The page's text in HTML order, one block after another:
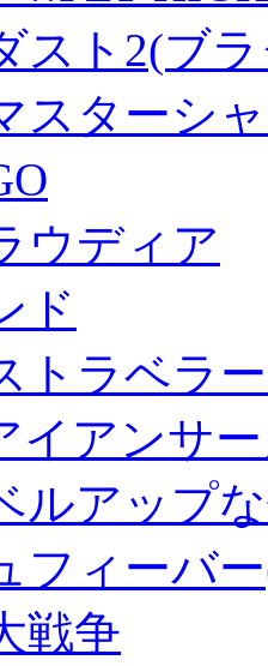
スト2(ブ
スターシ
ウディア
ド
トラベラ
イアンサ
ルアップ
フィーバ
戦争